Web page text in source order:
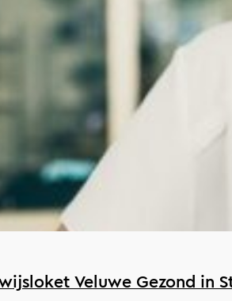
Veluwe Gezond in